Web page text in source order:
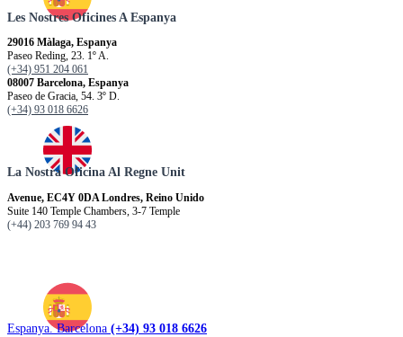
Les Nostres Oficines A Espanya
29016 Màlaga, Espanya
Paseo Reding, 23. 1º A.
(+34) 951 204 061
08007 Barcelona, Espanya
Paseo de Gracia, 54. 3º D.
(+34) 93 018 6626
La Nostra Oficina Al Regne Unit
Avenue, EC4Y 0DA Londres, Reino Unido
Suite 140 Temple Chambers, 3-7 Temple
(+44) 203 769 94 43
Espanya. Barcelona (+34) 93 018 6626